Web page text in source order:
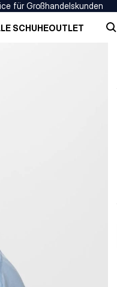
für Großhandelskunden
SCHUHEOUTLET